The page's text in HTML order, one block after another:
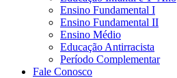
Ensino Fundamental I
Ensino Fundamental II
Ensino Médio
Educação Antirracista
Período Complementar
Fale Conosco